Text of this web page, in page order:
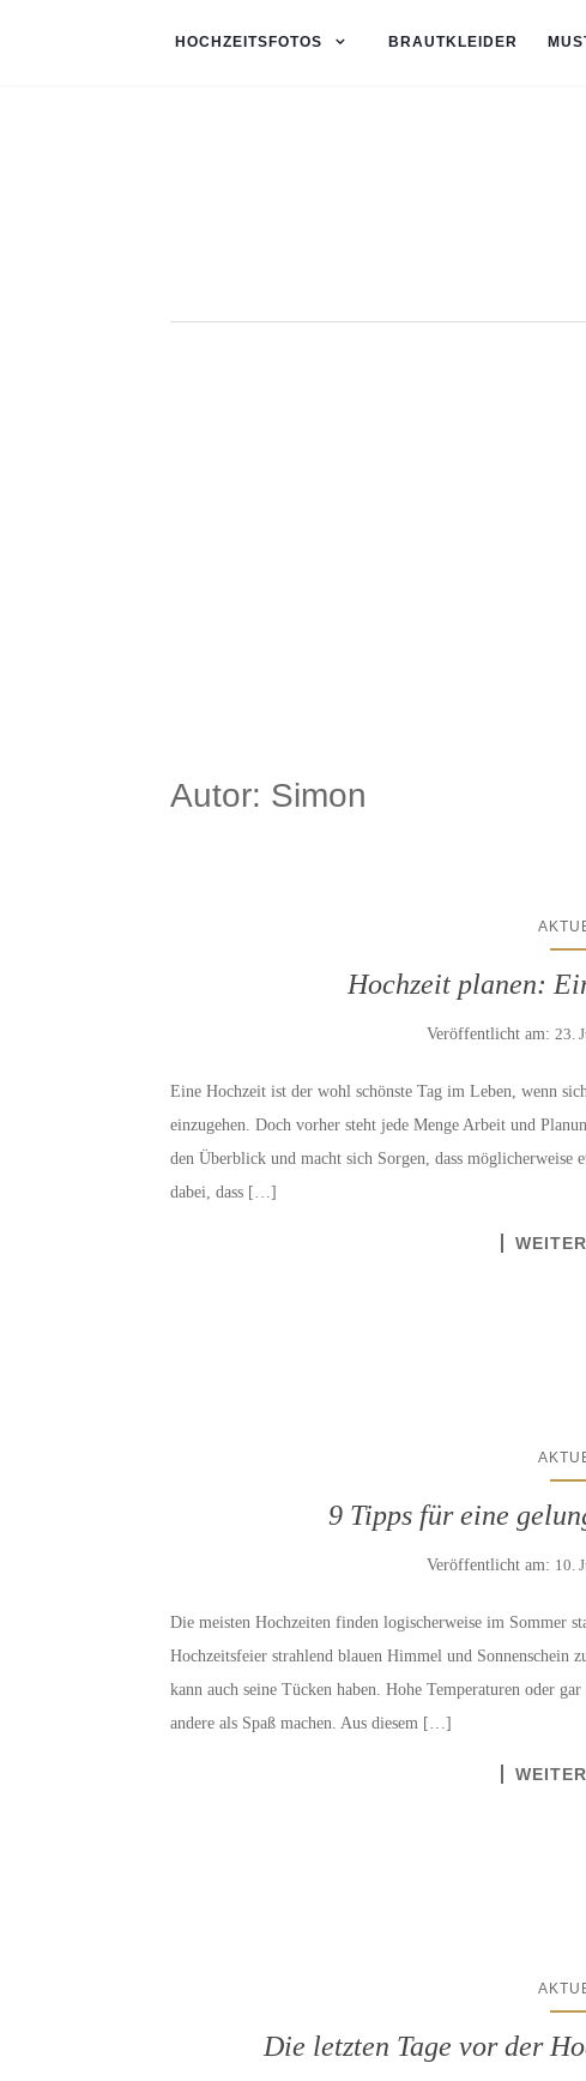
HOCHZEITSFOTOS BRAUTKLEIDER
Autor: Simon
Hochzeit planen:
Veröffentlicht am:23.
Eine Hochzeit ist der wohl schönste Tag im Leben, wenn
einzugehen. Doch vorher steht jede Menge Arbeit und
den Überblick und macht sich Sorgen, dass
dabei, dass […]
9 Tipps für eine
Veröffentlicht am: 10.
Die meisten Hochzeiten finden logischerweise im Sommer
Hochzeitsfeier strahlend blauen Himmel und Sonnenschein
kann auch seine Tücken haben. Hohe Temperaturen oder
andere als Spaß machen. Aus diesem […]
Die letzten Tage vor der